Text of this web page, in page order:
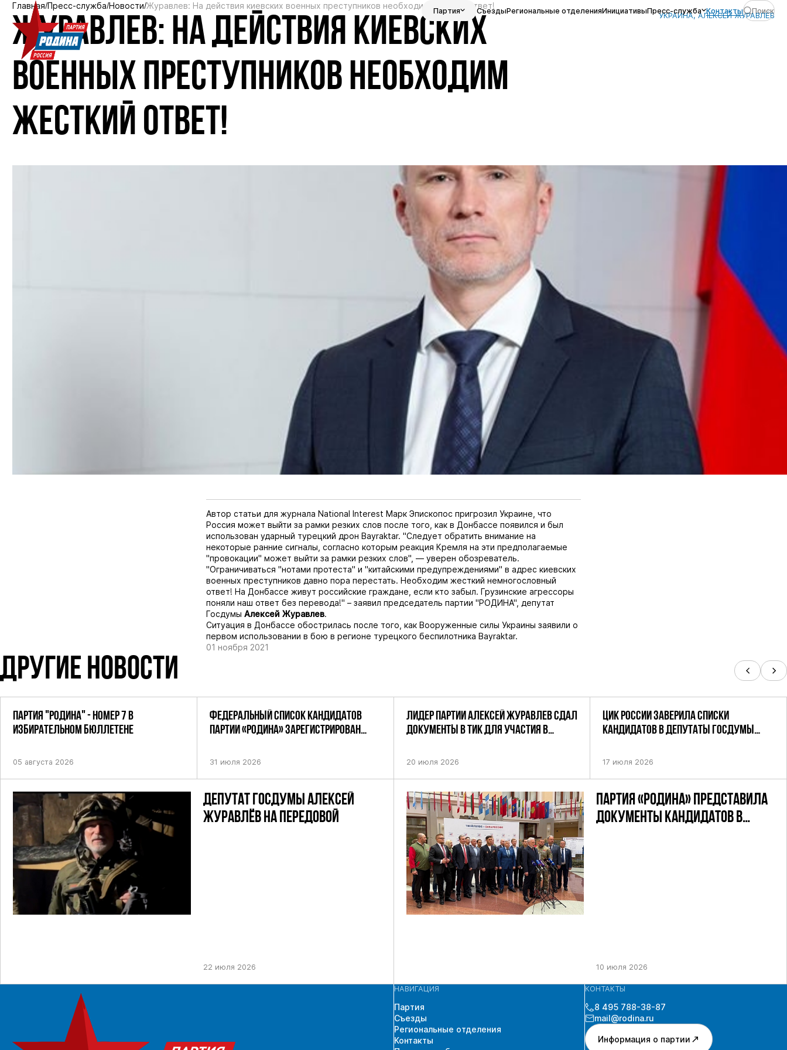
Партия СъездыРегиональные отделенияИнициативыПресс-служба Контакты Поиск
Главная Пресс-служба Новости Журавлев: На действия киевских военных преступников необходим жесткий ответ!
ЖУРАВЛЕВ: НА ДЕЙСТВИЯ КИЕВСКИХ
ВОЕННЫХ ПРЕСТУПНИКОВ НЕОБХОДИМ
ЖЕСТКИЙ ОТВЕТ!
УКРАИНА, АЛЕКСЕЙ ЖУРАВЛЁВ
Автор статьи для журнала National Interest Марк Эпископос пригрозил Украине, что
Россия может выйти за рамки резких слов после того, как в Донбассе появился и был
использован ударный турецкий дрон Bayraktar. "Следует обратить внимание на
некоторые ранние сигналы, согласно которым реакция Кремля на эти предполагаемые
"провокации" может выйти за рамки резких слов", — уверен обозреватель.
"Ограничиваться "нотами протеста" и "китайскими предупреждениями" в адрес киевских
военных преступников давно пора перестать. Необходим жесткий немногословный
ответ! На Донбассе живут российские граждане, если кто забыл. Грузинские агрессоры
поняли наш ответ без перевода!" – заявил председатель партии "РОДИНА", депутат
Госдумы Алексей Журавлев.
Ситуация в Донбассе обострилась после того, как Вооруженные силы Украины заявили о
первом использовании в бою в регионе турецкого беспилотника Bayraktar.
01 ноября 2021
ДРУГИЕ НОВОСТИ
ПАРТИЯ "РОДИНА" - НОМЕР 7 В
ИЗБИРАТЕЛЬНОМ БЮЛЛЕТЕНЕ
05 августа 2026
ФЕДЕРАЛЬНЫЙ СПИСОК КАНДИДАТОВ
ПАРТИИ «РОДИНА» ЗАРЕГИСТРИРОВАН
31 июля 2026
ДЕПУТАТ ГОСДУМЫ АЛЕКСЕЙ
ЖУРАВЛЁВ НА ПЕРЕДОВОЙ
22 июля 2026
ЛИДЕР ПАРТИИ АЛЕКСЕЙ ЖУРАВЛЕВ СДАЛ
ДОКУМЕНТЫ В ТИК ДЛЯ УЧАСТИЯ В
ПО НЕФТЕКАМСКОМУ ОДНОМАНДАТНОМУ
20 июля 2026
ЦИК РОССИИ ЗАВЕРИЛА СПИСКИ
КАНДИДАТОВ В ДЕПУТАТЫ ГОСДУМЫ
17 июля 2026
ПАРТИЯ «РОДИНА» ПРЕДСТАВИЛА
ДОКУМЕНТЫ КАНДИДАТОВ В
10 июля 2026
НАВИГАЦИЯ
Партия
Съезды
Региональные отделения
Контакты
КОНТАКТЫ
8 495 788-38-87
mail@rodina.ru
Информация о партии